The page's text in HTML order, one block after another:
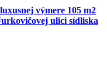
výmere 105 m2
ulici sídliska